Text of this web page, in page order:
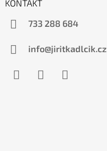
KONTAKT
733 288 684
info@jiritkadlcik.cz